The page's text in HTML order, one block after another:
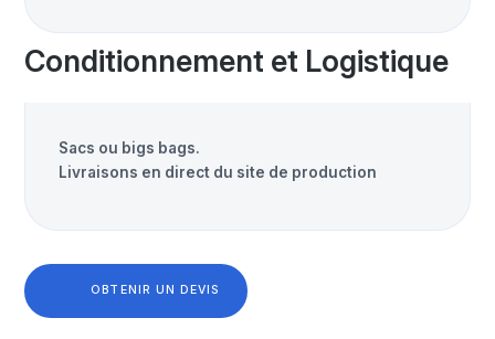
Conditionnement et Logistique
Sacs ou bigs bags.
Livraisons en direct du site de production
OBTENIR UN DEVIS